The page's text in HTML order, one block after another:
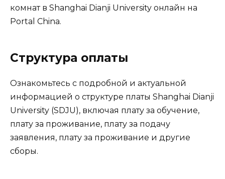
комнат в Shanghai Dianji University онлайн на
Portal China.
Структура оплаты
Ознакомьтесь с подробной и актуальной
информацией о структуре платы Shanghai Dianji
University (SDJU), включая плату за обучение,
плату за проживание, плату за подачу
заявления, плату за проживание и другие
сборы.